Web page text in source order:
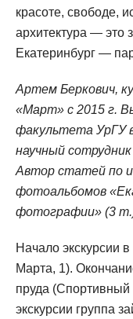
красоте, свободе,
архитектура — это
Екатеринбург —
Артем Беркович,
«Март» с 2015 г.
факультета УрГУ
научный
Автор статей по
фотоальбомов
фотографии» (3
Начало экскурсии
Марта, 1).
пруда
экскурсии группа